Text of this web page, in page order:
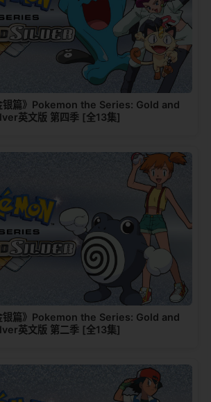
银篇》Pokemon the Series: Gold and
英文版 第四季 [全13集]
银篇》Pokemon the Series: Gold and
英文版 第二季 [全13集]